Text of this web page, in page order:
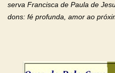
serva Francisca de Paula de
dons: fé profunda, amor ao
Senhor Jesus Cristo, vosso